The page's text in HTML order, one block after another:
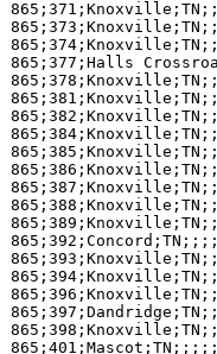
865;377;Halls
865;401;Mascot;TN;;;;;